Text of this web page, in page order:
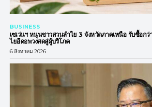
BUSINESS
เซเว่นฯ หนุนชาวสวนลำไย 3 จังหวัดภาคเหนือ รับซื้อก
ไยอีดอพวงสดสู่ผู้บริโภค
6 สิงหาคม 2026